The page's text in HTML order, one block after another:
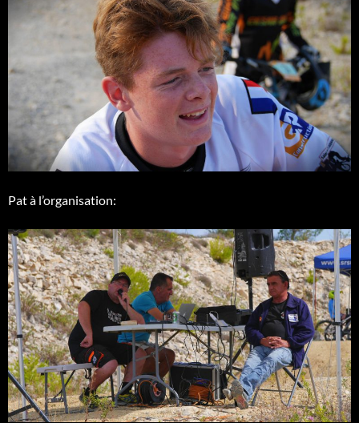
Pat à l’organisation: